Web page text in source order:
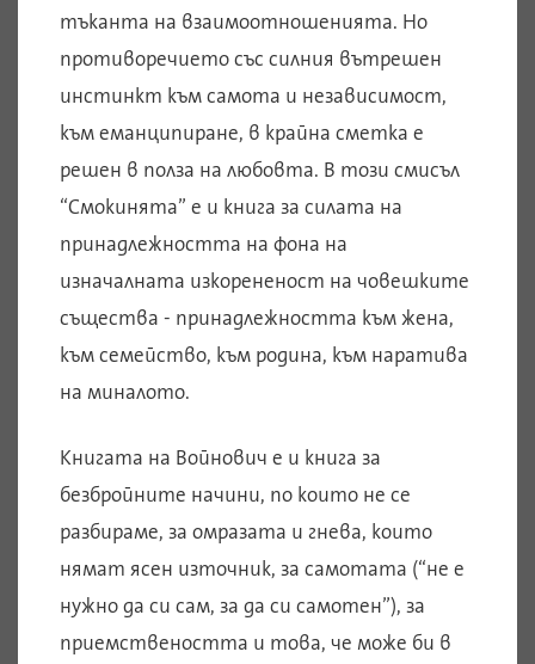
тъканта на взаимоотношенията. Но
противоречието със силния вътрешен
инстинкт към самота и независимост,
към еманципиране, в крайна сметка е
решен в полза на любовта. В този смисъл
“Смокинята” е и книга за силата на
принадлежността на фона на
изначалната изкорененост на човешките
същества - принадлежността към жена,
към семейство, към родина, към наратива
на миналото.
Книгата на Войнович е и книга за
безбройните начини, по които не се
разбираме, за омразата и гнева, които
нямат ясен източник, за самотата (“не е
нужно да си сам, за да си самотен”), за
приемствеността и това, че може би в